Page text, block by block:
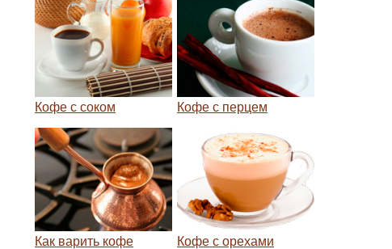
Кофе с соком Кофе с перцем
Как варить кофе Кофе с орехами